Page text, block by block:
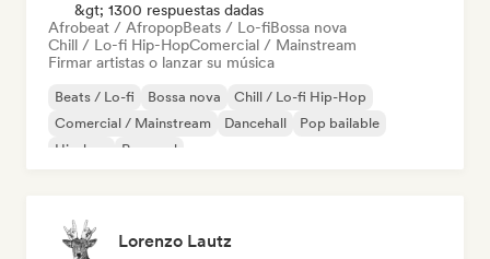
&gt; 1300 respuestas dadas
Afrobeat / AfropopBeats / Lo-fiBossa nova
Chill / Lo-fi Hip-HopComercial / Mainstream
Firmar artistas o lanzar su música
Beats / Lo-fi Bossa nova
Chill / Lo-fi Hip-Hop
Comercial / Mainstream
Dancehall
Pop bailable
Hip-hop
Pop soul
Lorenzo Lautz